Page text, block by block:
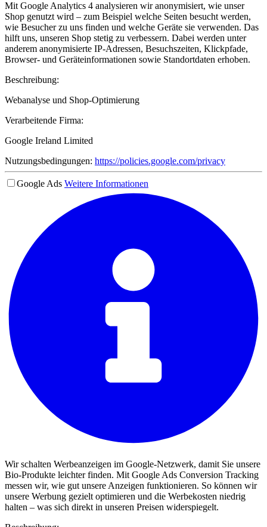
Mit Google Analytics 4 analysieren wir anonymisiert, wie unser
Shop genutzt wird – zum Beispiel welche Seiten besucht werden,
wie Besucher zu uns finden und welche Geräte sie verwenden. Das
hilft uns, unseren Shop stetig zu verbessern. Dabei werden unter
anderem anonymisierte IP-Adressen, Besuchszeiten, Klickpfade,
Browser- und Geräteinformationen sowie Standortdaten erhoben.
Beschreibung:
Webanalyse und Shop-Optimierung
Verarbeitende Firma:
Google Ireland Limited
Nutzungsbedingungen: https://policies.google.com/privacy
Google Ads Weitere Informationen
Wir schalten Werbeanzeigen im Google-Netzwerk, damit Sie unsere
Bio-Produkte leichter finden. Mit Google Ads Conversion Tracking
messen wir, wie gut unsere Anzeigen funktionieren. So können wir
unsere Werbung gezielt optimieren und die Werbekosten niedrig
halten – was sich direkt in unseren Preisen widerspiegelt.